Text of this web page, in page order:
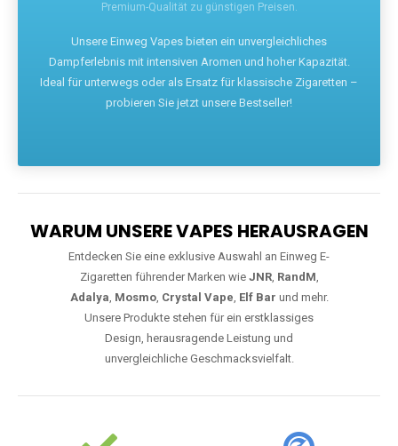
Premium-Qualität zu günstigen Preisen.
Unsere Einweg Vapes bieten ein unvergleichliches
Dampferlebnis mit intensiven Aromen und hoher Kapazität.
Ideal für unterwegs oder als Ersatz für klassische Zigaretten –
probieren Sie jetzt unsere Bestseller!
WARUM UNSERE VAPES HERAUSRAGEN
Entdecken Sie eine exklusive Auswahl an Einweg E-
Zigaretten führender Marken wie JNR, RandM,
Adalya, Mosmo, Crystal Vape, Elf Bar und mehr.
Unsere Produkte stehen für ein erstklassiges
Design, herausragende Leistung und
unvergleichliche Geschmacksvielfalt.